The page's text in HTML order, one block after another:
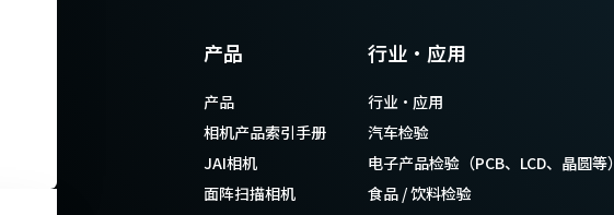
4传感器RGB+NIR（棱镜式）
4传感器线阵扫描相机设计用于同时捕获可
(NIR)光谱中的图像数据。
4传感器R-G-B + SWIR（棱镜
式）
4传感器机器视觉线阵扫描相机，可捕获可
见光谱中的RGB图像数据和短波红外波段
光谱中的图像数据。
产品
产品
相机产品索引手册
JAI相机
面阵扫描相机
行业·应用
行业·应用
汽车检验
电子产品检验（PCB、LCD、晶圆等）
食品 / 饮料检验